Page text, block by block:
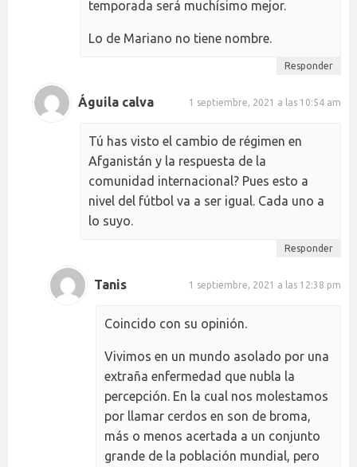
temporada será muchísimo mejor.
Lo de Mariano no tiene nombre.
Responder
Águila calva 1 septiembre, 2021 a las 10:54 am
Tú has visto el cambio de régimen en
Afganistán y la respuesta de la
comunidad internacional? Pues esto a
nivel del fútbol va a ser igual. Cada uno a
lo suyo.
Responder
Tanis 1 septiembre, 2021 a las 12:38 pm
Coincido con su opinión.
Vivimos en un mundo asolado por una
extraña enfermedad que nubla la
percepción. En la cual nos molestamos
por llamar cerdos en son de broma,
más o menos acertada a un conjunto
grande de la población mundial, pero